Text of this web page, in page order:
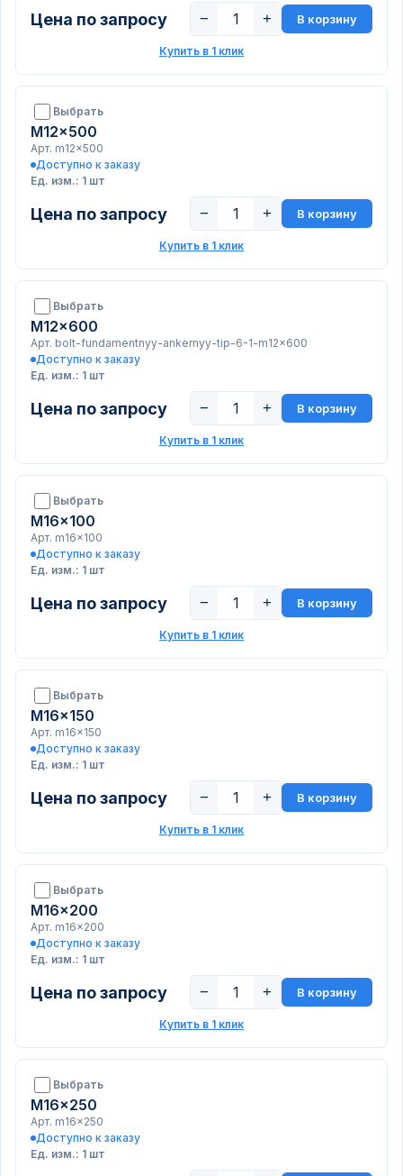
Цена по запросу − + В корзину
Купить в 1 клик
Выбрать
M12x500
Арт. m12x500
Доступно к заказу
Ед. изм.: 1 шт
Цена по запросу − + В корзину
Купить в 1 клик
Выбрать
M12x600
Арт. bolt-fundamentnyy-ankernyy-tip-6-1-m12x600
Доступно к заказу
Ед. изм.: 1 шт
Цена по запросу − + В корзину
Купить в 1 клик
Выбрать
M16x100
Арт. m16x100
Доступно к заказу
Ед. изм.: 1 шт
Цена по запросу − + В корзину
Купить в 1 клик
Выбрать
M16x150
Арт. m16x150
Доступно к заказу
Ед. изм.: 1 шт
Цена по запросу − + В корзину
Купить в 1 клик
Выбрать
M16x200
Арт. m16x200
Доступно к заказу
Ед. изм.: 1 шт
Цена по запросу − + В корзину
Купить в 1 клик
Выбрать
M16x250
Арт. m16x250
Доступно к заказу
Ед. изм.: 1 шт